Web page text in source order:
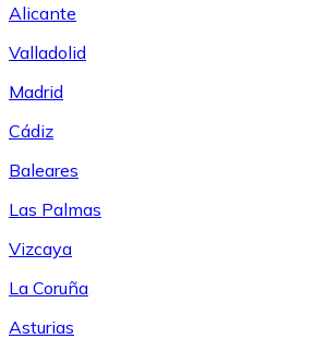
Alicante
Valladolid
Madrid
Cádiz
Baleares
Las Palmas
Vizcaya
La Coruña
Asturias